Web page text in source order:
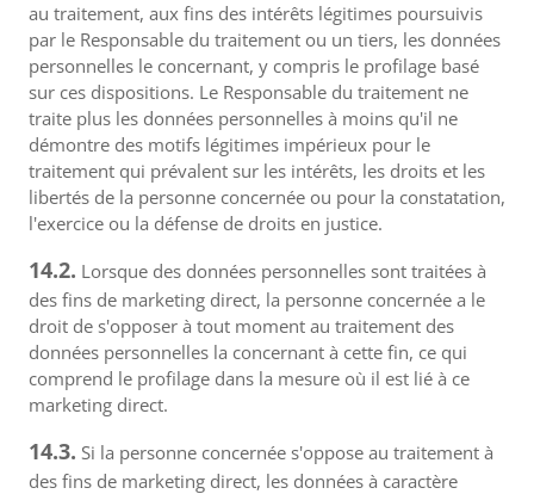
au traitement, aux fins des intérêts légitimes poursuivis
par le Responsable du traitement ou un tiers, les données
personnelles le concernant, y compris le profilage basé
sur ces dispositions. Le Responsable du traitement ne
traite plus les données personnelles à moins qu'il ne
démontre des motifs légitimes impérieux pour le
traitement qui prévalent sur les intérêts, les droits et les
libertés de la personne concernée ou pour la constatation,
l'exercice ou la défense de droits en justice.
14.2. Lorsque des données personnelles sont traitées à
des fins de marketing direct, la personne concernée a le
droit de s'opposer à tout moment au traitement des
données personnelles la concernant à cette fin, ce qui
comprend le profilage dans la mesure où il est lié à ce
marketing direct.
14.3. Si la personne concernée s'oppose au traitement à
des fins de marketing direct, les données à caractère